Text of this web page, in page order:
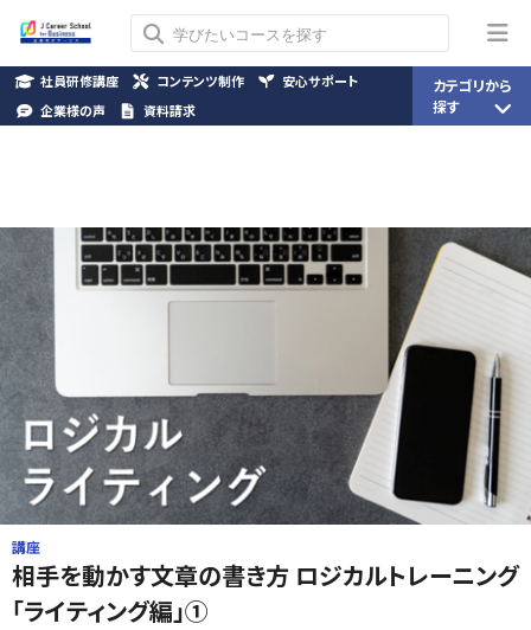
講座
相手を動かす文章の書き方 ロジカルトレーニング
「ライティング編」①
社員研修講座 コンテンツ制作
安心サポート
企業様の声
資料請求
カテゴリから
探す